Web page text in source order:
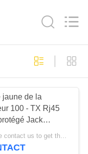
jaune de la
100 - TX Rj45
Jack
Please contact us to get the latest price. MOQ:1 morceau